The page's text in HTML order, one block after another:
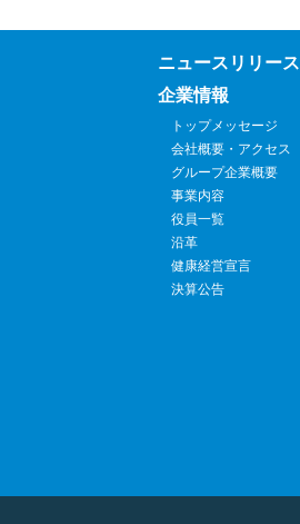
ニュースリリース
企業情報
トップメッセージ
会社概要・アクセス
グループ企業概要
事業内容
役員一覧
沿革
健康経営宣言
決算公告